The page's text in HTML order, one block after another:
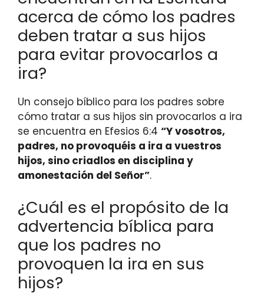
acerca de cómo los padres
deben tratar a sus hijos
para evitar provocarlos a
ira?
Un consejo bíblico para los padres sobre
cómo tratar a sus hijos sin provocarlos a ira
se encuentra en Efesios 6:4 “Y vosotros,
padres, no provoquéis a ira a vuestros
hijos, sino criadlos en disciplina y
amonestación del Señor”.
¿Cuál es el propósito de la
advertencia bíblica para
que los padres no
provoquen la ira en sus
hijos?